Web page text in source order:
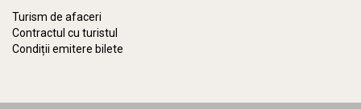
Turism de afaceri
Contractul cu turistul
Condiții emitere bilete